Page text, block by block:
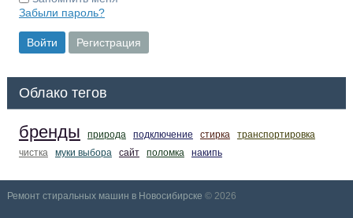
Забыли пароль?
Войти Регистрация
Облако тегов
бренды природа подключение стирка
транспортировка
чистка
муки выбора сайт поломка накипь
Ремонт стиральных машин в Новосибирске © 2026